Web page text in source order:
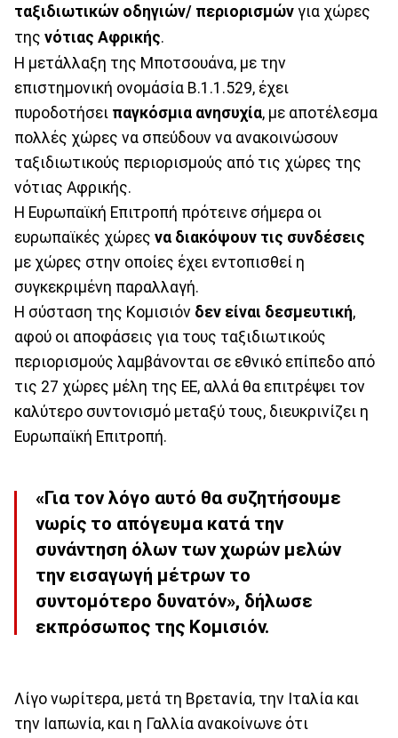
ταξιδιωτικών οδηγιών/ περιορισμών για χώρες
της νότιας Αφρικής.
Η μετάλλαξη της Μποτσουάνα, με την
επιστημονική ονομάσία B.1.1.529, έχει
πυροδοτήσει παγκόσμια ανησυχία, με αποτέλεσμα
πολλές χώρες να σπεύδουν να ανακοινώσουν
ταξιδιωτικούς περιορισμούς από τις χώρες της
νότιας Αφρικής.
Η Ευρωπαϊκή Επιτροπή πρότεινε σήμερα οι
ευρωπαϊκές χώρες να διακόψουν τις συνδέσεις
με χώρες στην οποίες έχει εντοπισθεί η
συγκεκριμένη παραλλαγή.
Η σύσταση της Κομισιόν δεν είναι δεσμευτική,
αφού οι αποφάσεις για τους ταξιδιωτικούς
περιορισμούς λαμβάνονται σε εθνικό επίπεδο από
τις 27 χώρες μέλη της ΕΕ, αλλά θα επιτρέψει τον
καλύτερο συντονισμό μεταξύ τους, διευκρινίζει η
Ευρωπαϊκή Επιτροπή.
«Για τον λόγο αυτό θα συζητήσουμε
νωρίς το απόγευμα κατά την
συνάντηση όλων των χωρών μελών
την εισαγωγή μέτρων το
συντομότερο δυνατόν», δήλωσε
εκπρόσωπος της Κομισιόν.
Λίγο νωρίτερα, μετά τη Βρετανία, την Ιταλία και
την Ιαπωνία, και η Γαλλία ανακοίνωνε ότι